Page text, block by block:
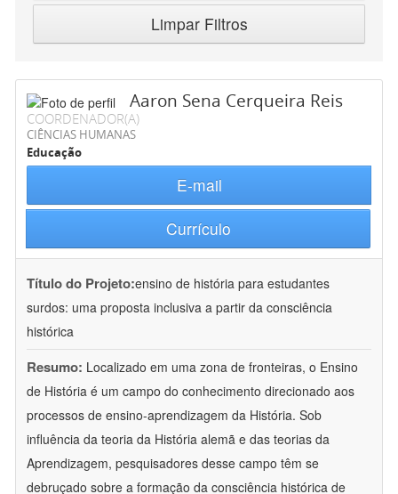
Limpar Filtros
Aaron Sena Cerqueira Reis
COORDENADOR(A)
CIÊNCIAS HUMANAS
Educação
E-mail
Currículo
Título do Projeto:ensino de história para estudantes
surdos: uma proposta inclusiva a partir da consciência
histórica
Resumo: Localizado em uma zona de fronteiras, o Ensino
de História é um campo do conhecimento direcionado aos
processos de ensino-aprendizagem da História. Sob
influência da teoria da História alemã e das teorias da
Aprendizagem, pesquisadores desse campo têm se
debruçado sobre a formação da consciência histórica de